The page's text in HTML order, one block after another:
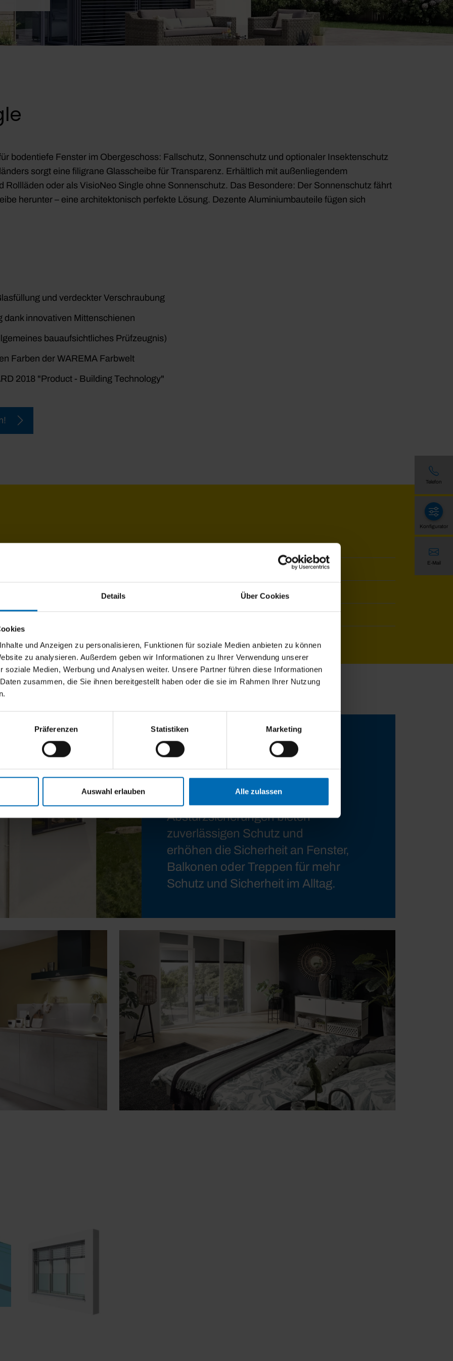
Details Über Cookies
und Anzeigen zu personalisieren, Funktionen für soziale Medien anbieten zu können
zu analysieren. Außerdem geben wir Informationen zu Ihrer Verwendung unserer
soziale Medien, Werbung und Analysen weiter. Unsere Partner führen diese Informationen
zusammen, die Sie ihnen bereitgestellt haben oder die sie im Rahmen Ihrer Nutzung
Präferenzen Statistiken Marketing
Auswahl erlauben Alle zulassen
bodentiefe Fenster im Obergeschoss: Fallschutz, Sonnenschutz und optionaler Insektenschutz
sorgt eine filigrane Glasscheibe für Transparenz. Erhältlich mit außenliegendem
Rollläden oder als VisioNeo Single ohne Sonnenschutz. Das Besondere: Der Sonnenschutz fährt
herunter – eine architektonisch perfekte Lösung. Dezente Aluminiumbauteile fügen sich
und verdeckter Verschraubung
dank innovativen Mittenschienen
bauaufsichtliches Prüfzeugnis)
Farben der WAREMA Farbwelt
2018 "Product - Building Technology"
Absturzsicherungen bieten
zuverlässigen Schutz und
erhöhen die Sicherheit an Fenster,
Balkonen oder Treppen für mehr
Schutz und Sicherheit im Alltag.
Telefon
Konfigurator
E-Mail